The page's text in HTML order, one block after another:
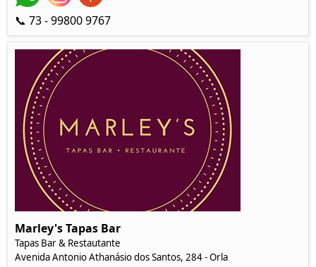
📞 73 - 99800 9767
Marley's Tapas Bar
Tapas Bar & Restautante
Avenida Antonio Athanásio dos Santos, 284 - Orla